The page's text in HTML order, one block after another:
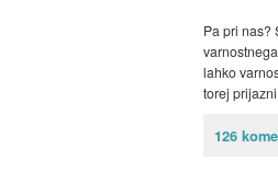
Pa pri nas?
lahko
torej
126